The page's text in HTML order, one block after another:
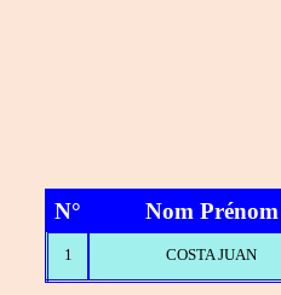
N° Nom Prénom
1 COSTA JUAN